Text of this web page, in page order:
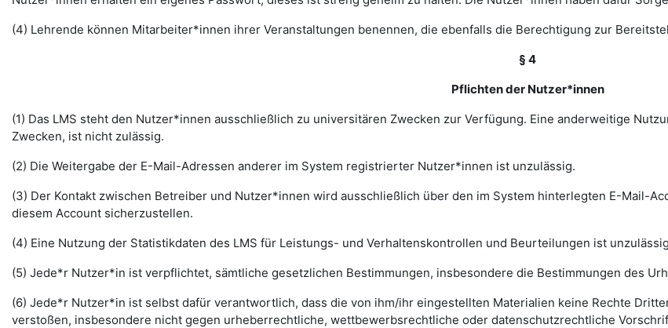
(4) Lehrende können Mitarbeiter*innen ihrer Veranstaltungen benennen, die ebenfalls die Berechtigung zur
§ 4
Pflichten der Nutzer*innen
(1) Das LMS steht den Nutzer*innen ausschließlich zu universitären Zwecken zur Verfügung. Eine anderweitige
Zwecken, ist nicht zulässig.
(2) Die Weitergabe der E-Mail-Adressen anderer im System registrierter Nutzer*innen ist unzulässig.
(3) Der Kontakt zwischen Betreiber und Nutzer*innen wird ausschließlich über den im System hinterlegten E-Mail-
diesem Account sicherzustellen.
(4) Eine Nutzung der Statistikdaten des LMS für Leistungs- und Verhaltenskontrollen und Beurteilungen ist
(5) Jede*r Nutzer*in ist verpflichtet, sämtliche gesetzlichen Bestimmungen, insbesondere die Bestimmungen des
(6) Jede*r Nutzer*in ist selbst dafür verantwortlich, dass die von ihm/ihr eingestellten Materialien keine Rechte
verstoßen, insbesondere nicht gegen urheberrechtliche, wettbewerbsrechtliche oder datenschutzrechtliche